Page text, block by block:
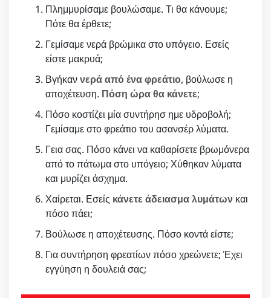
Πλημμυρίσαμε βουλώσαμε. Τι θα κάνουμε;
Πότε θα έρθετε;
Γεμίσαμε νερά βρώμικα στο υπόγειο. Εσείς
είστε μακρυά;
Βγήκαννερά από ένα φρεάτιο, βούλωσε η
αποχέτευση. Πόση ώρα θα κάνετε;
Πόσο κοστίζει μία συντήρησ ημε υδροβολή;
Γεμίσαμε στο φρεάτιο του ασανσέρ λύματα.
Γεια σας. Πόσο κάνει να καθαρίσετε βρωμόνερα
από το πάτωμα στο υπόγειο; Χύθηκαν λύματα
και μυρίζει άσχημα.
Χαίρεται. Εσείς κάνετε άδειασμα λυμάτων και
πόσο πάει;
Βούλωσε η αποχέτευσης. Πόσο κοντά είστε;
Για συντήρηση φρεατίων πόσο χρεώνετε; Έχει
εγγύηση η δουλειά σας;